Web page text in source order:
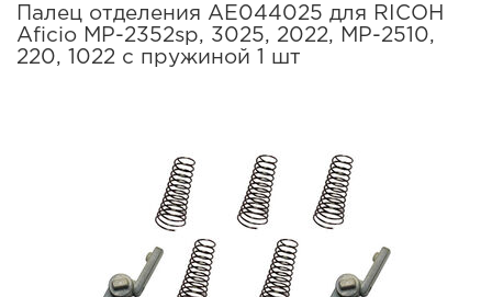
Палец отделения AE044025 для RICOH
Aficio MP-2352sp, 3025, 2022, MP-2510,
220, 1022 с пружиной 1 шт